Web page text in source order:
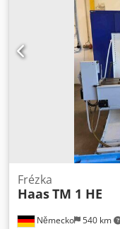
Německo 540 km
Frézka
HaasTM 1 HE